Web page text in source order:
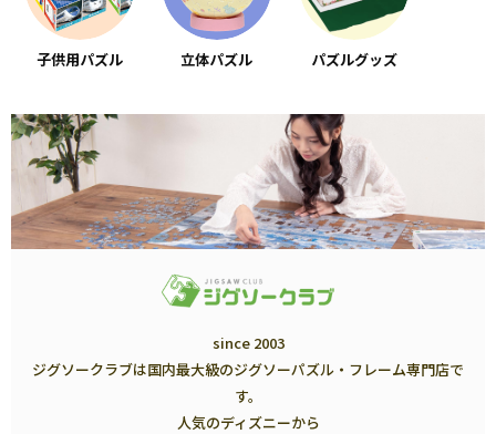
子供用パズル 立体パズル パズルグッズ
since 2003
ジグソークラブは国内最大級のジグソーパズル・フレーム専門店で
す。
人気のディズニーから